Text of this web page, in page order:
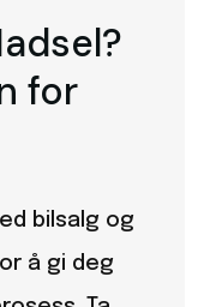
for
bilsalg og
å gi deg